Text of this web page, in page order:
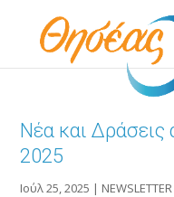
Νέα και Δράσεις
2025
Ιούλ 25, 2025 | NEWSLETTER